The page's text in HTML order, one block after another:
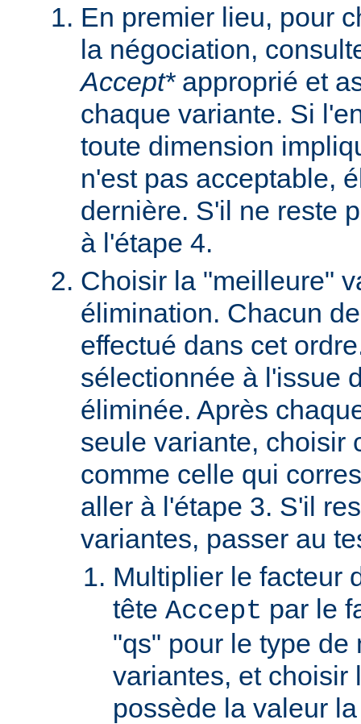
En premier lieu, pour
la négociation,
Accept*approprié et
chaque variante. Si
toute dimension
n'est pas acceptable,
dernière. S'il ne reste
à l'étape 4.
Choisir la "meilleure"
élimination. Chacun
effectué dans cet
sélectionnée à l'issue
éliminée. Après
seule variante, choisir
comme celle qui
aller à l'étape 3. S'il
variantes, passer au
Multiplier le facteur
tête Accept par le
"qs" pour le type de
variantes, et choisir
possède la valeur